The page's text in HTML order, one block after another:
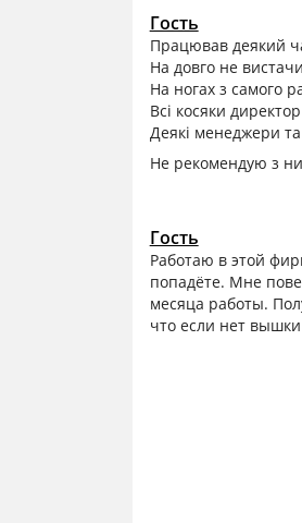
Гость
Працював деякий
На довго не
На ногах з самого
Всі косяки
Деякі менеджери та
Не рекомендую з
Гость
Работаю в этой
попадёте. Мне
месяца работы.
что если нет